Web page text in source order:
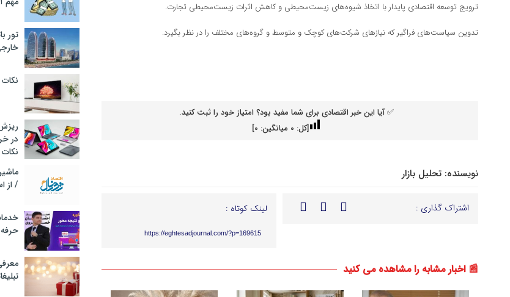
ترویج توسعه اقتصادی پایدار با اتخاذ شیوه‌های زیست‌محیطی و کاهش اثرات زیست‌محیطی تجارت.
تدوین سیاست‌های فراگیر که نیازهای شرکت‌های کوچک و متوسط و گروه‌های مختلف را در نظر بگیرد.
✅ آیا این خبر اقتصادی برای شما مفید بود؟ امتیاز خود را ثبت کنید.
[کل: 0 میانگین: 0
]
نویسنده: تحلیل بازار
اشتراک گذاری : لینک کوتاه :
https://eghtesadjournal.com/?p=169615
📰 اخبار مشابه را مشاهده می کنید
تور
نکات
در
/ از